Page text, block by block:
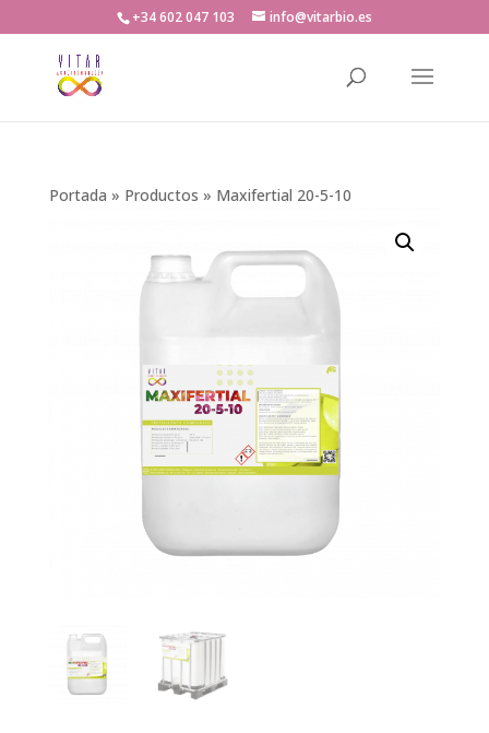
+34 602 047 103 info@vitarbio.es
Búsqueda
productos
Portada » Productos » Maxifertial 20-5-10